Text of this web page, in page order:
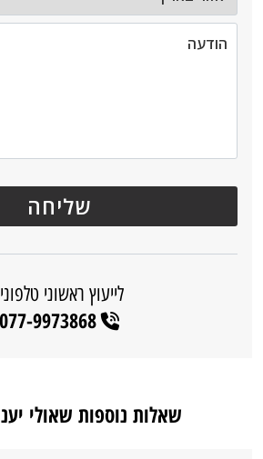
לייעוץ ראשוני
077-9973868
שאלות נוספות שאולי